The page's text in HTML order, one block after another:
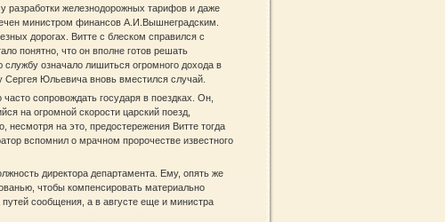
разработки железнодорожных тарифов и даже
министром финансов А.И.Вышнеградским.
дорогах. Витте с блеском справился с
понятно, что он вполне готов решать
означало лишиться огромного дохода в
Юльевича вновь вместился случай.
сопровождать государя в поездках. Он,
на огромной скорости царский поезд,
на это, предостережения Витте тогда
вспомнил о мрачном пророчестве известного
директора департамента. Ему, опять же
чтобы компенсировать материально
сообщения, а в августе еще и министра